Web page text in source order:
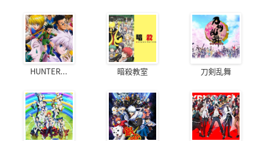
HUNTER... 暗殺教室 刀剣乱舞